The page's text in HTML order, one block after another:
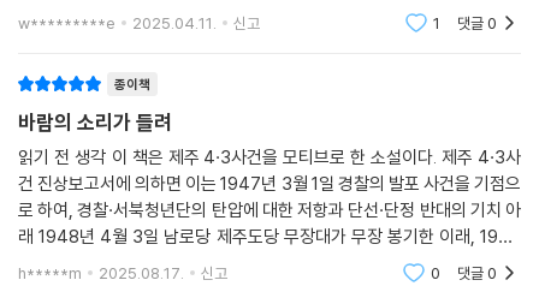
하고 있다는 점이다.
언젠가부터 옥희를 마음에 품게 된 수혁. 그러나 준규를 바라보며 웃는 옥
희. 준규의 마음은 어디로 향하고 있었을까? 준규는 왜 옥희를 두고 산으로
올라야만 했을까? 지켜준다고 약속했으면서… 오히려 무고한 마을 사람들
이 학살을 당하는 비극의 현장에서 옥희를 지켜준 건 멀리 군인이 되기 위
해 서울에 가 있는 수혁의 어머니였다. 물론
작가는 제주 4?3 그 비극의 서사를 예의 주시함과 동시에 로맨스도 놓치
지 않는다. 우정이라는 이름으로, 그리고 사랑이라는 이름으로 친구를 지
는 건 처음 본다. 안아주고 토닥여 주는데, 아이가 시대의
w*********e 2025.04.11. 신고 1 댓글0
종이책
바람의 소리가 들려
읽기 전 생각 이 책은 제주 4·3사건을 모티브로 한 소설이다. 제주 4·3사
건 진상보고서에 의하면 이는 1947년 3월 1일 경찰의 발포 사건을 기점으
로 하여, 경찰·서북청년단의 탄압에 대한 저항과 단선·단정 반대의 기치 아
래 1948년 4월 3일 남로당 제주도당 무장대가 무장 봉기한 이래, 1954
년 9월 21일 한라산 금족 지역이 전면 개방될 때까지 이어진 비극이다. 무
h*****m 2025.08.17. 신고 0 댓글0